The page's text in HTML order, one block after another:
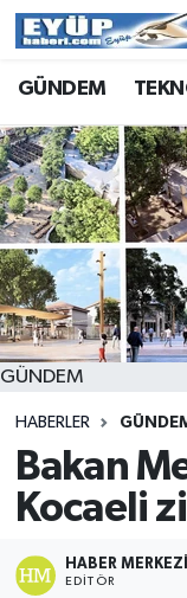
GÜNDEM
GÜNDEM
HABERLER
Bakan
Kocaeli
HABER MERKEZI
EDITÖR